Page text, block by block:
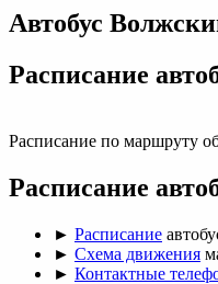
Автобус
Раcписание
Расписание по маршруту
Расписание
► Расписание
► Схема движения
► Контактные